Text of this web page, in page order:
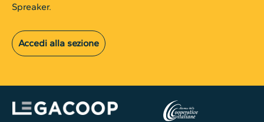
Spreaker.
Accedi alla sezione